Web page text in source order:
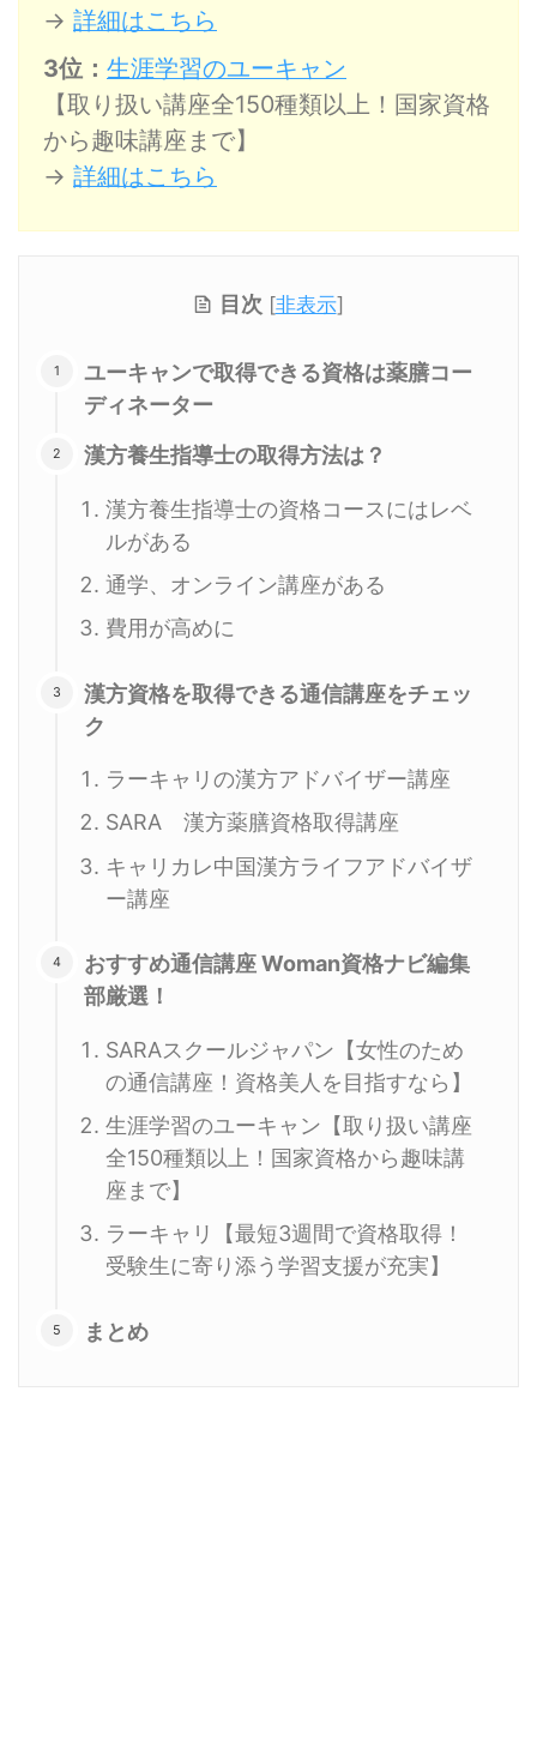
→ 詳細はこちら
3位： 生涯学習のユーキャン
【取り扱い講座全150種類以上！国家資格
から趣味講座まで】
→ 詳細はこちら
目次 [非表示]
ユーキャンで取得できる資格は薬膳コー
ディネーター
漢方養生指導士の取得方法は？
漢方養生指導士の資格コースにはレベ
ルがある
通学、オンライン講座がある
費用が高めに
漢方資格を取得できる通信講座をチェッ
ク
ラーキャリの漢方アドバイザー講座
SARA 漢方薬膳資格取得講座
キャリカレ中国漢方ライフアドバイザ
ー講座
おすすめ通信講座 Woman資格ナビ編集
部厳選！
SARAスクールジャパン【女性のため
の通信講座！資格美人を目指すなら】
生涯学習のユーキャン【取り扱い講座
全150種類以上！国家資格から趣味講
座まで】
ラーキャリ【最短3週間で資格取得！
受験生に寄り添う学習支援が充実】
まとめ